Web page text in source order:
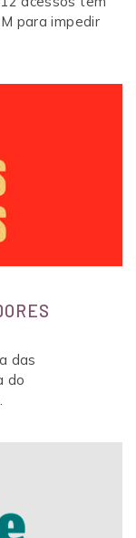
para impedir
das
do